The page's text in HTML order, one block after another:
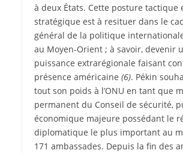
à deux États. Cette posture tactique
stratégique est à resituer dans le
général de la politique
au Moyen-Orient ; à savoir, devenir
puissance extrarégionale faisant
présence américaine (6). Pékin
tout son poids à l’ONU en tant que
permanent du Conseil de sécurité,
économique majeure possédant le
diplomatique le plus important au
171 ambassades. Depuis la fin des